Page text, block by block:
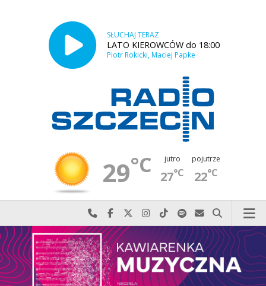
SŁUCHAJ TERAZ
LATO KIEROWCÓW do 18:00
Piotr Rokicki, Maciej Papke
29°C jutro
27°C
pojutrze
22°C
Najlepiej po prostu do nas zadzwoń
Odwiedź nas na Facebook-u
Odwiedź nas na X
Odwiedź nas na Instagram-ie
Odwiedź nas na TikTok-u
Szukaj nas na Spotify
Wyślij do nas
Szukaj